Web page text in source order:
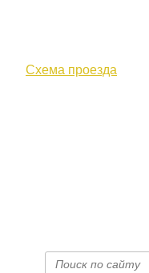
Схема проезда